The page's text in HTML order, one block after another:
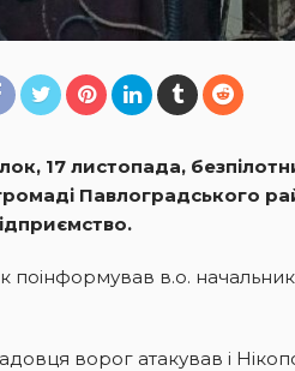
17 листопада,
Павлоградського
поінформував в.о.
ворог атакував і